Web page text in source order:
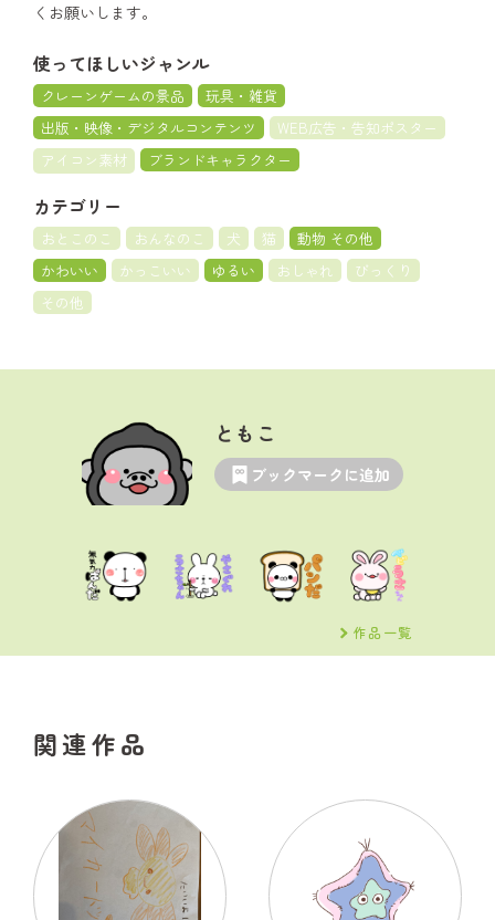
くお願いします。
使ってほしいジャンル
クレーンゲームの景品
玩具・雑貨
出版・映像・デジタルコンテンツ
WEB広告・告知ポスター
アイコン素材
ブランドキャラクター
カテゴリー
おとこのこ おんなのこ 犬 猫
動物 その他
かわいい
かっこいい ゆるい おしゃれ
びっくり
その他
ともこ
ブックマークに追加
作品一覧
関連作品